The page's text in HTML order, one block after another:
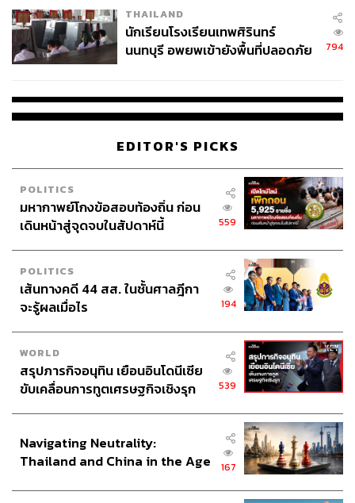
จ่ายหนี้-แอบระบุแบรนด์
THAILAND
นักเรียนโรงเรียนเทพศิรินทร์
นนทบุรี อพยพเข้ายังพื้นที่ปลอดภัย
794
EDITOR'S PICKS
POLITICS
มหากาพย์โกงข้อสอบท้องถิ่น ก่อน
เดินหน้าสู่จุดจบในสัปดาห์นี้
559
POLITICS
เส้นทางคดี 44 สส. ในชั้นศาลฎีกา
จะรู้ผลเมื่อไร
194
WORLD
สรุปภารกิจอนุทิน เยือนอินโดนีเซีย
ขับเคลื่อนการทูตเศรษฐกิจเชิงรุก
539
Navigating Neutrality:
Thailand and China in the Age
167